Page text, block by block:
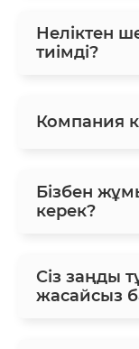
Неліктен
тиімді?
Компания
Бізбен
керек?
Сіз заңды
жасайсыз